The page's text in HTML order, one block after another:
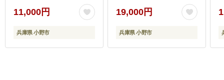
ープ 泡 日用品 消耗品
バス用品 大容量 いい 匂
い ボディ 保湿 LION ラ
兵庫県 小野市
11,000円
兵庫県 小野市
19,000円
兵庫県 小野市